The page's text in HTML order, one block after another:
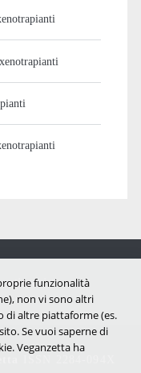
funzionalità
non vi sono altri
di altre piattaforme (es.
Se vuoi saperne di
Veganzetta ha